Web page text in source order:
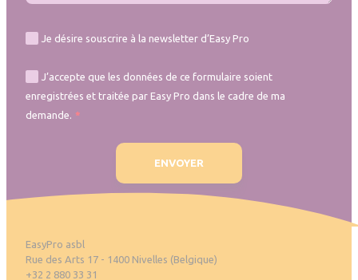
Je désire souscrire à la newsletter d’Easy Pro
J’accepte que les données de ce formulaire soient
enregistrées et traitée par Easy Pro dans le cadre de ma
demande.
EasyPro asbl
Rue des Arts 17 - 1400 Nivelles (Belgique)
+32 2 880 33 31